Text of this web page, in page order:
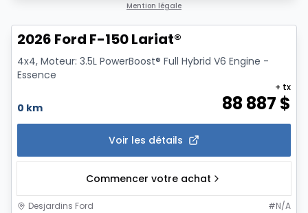
Mention légale
2026 Ford F-150 Lariat®
4x4, Moteur: 3.5L PowerBoost® Full Hybrid V6 Engine -
Essence
0 km 88 887 $
+ tx
Voir les détails
Commencer votre achat
Desjardins Ford #N/A